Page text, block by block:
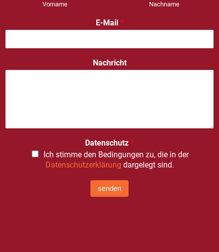
Vorname Nachname
E-Mail *
Nachricht
Datenschutz *
Ich stimme den Bedingungen zu, die in der
Datenschutzerklärung dargelegt sind.
senden